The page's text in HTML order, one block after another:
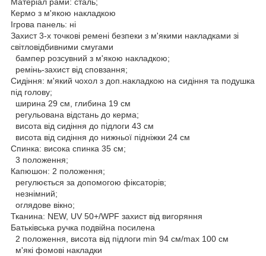
Матеріал рами: сталь;
Кермо з м'якою накладкою
Ігрова панель: ні
Захист 3-х точкові ремені безпеки з м'якими накладками зі
світловідбивними смугами
бампер розсувний з м'якою накладкою;
ремінь-захист від сповзання;
Сидіння: м'який чохол з доп.накладкою на сидіння та подушка
під голову;
ширина 29 см, глибина 19 см
регульована відстань до керма;
висота від сидіння до підлоги 43 см
висота від сидіння до нижньої підніжки 24 см
Спинка: висока спинка 35 см;
3 положення;
Капюшон: 2 положення;
регулюється за допомогою фіксаторів;
незнімний;
оглядове вікно;
Тканина: NEW, UV 50+/WPF захист від вигоряння
Батьківська ручка подвійна посилена
2 положення, висота від підлоги min 94 см/max 100 см
м'які фомові накладки